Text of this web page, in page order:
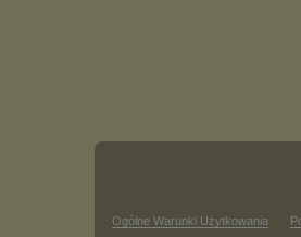
Ogólne Warunki Użytkowania